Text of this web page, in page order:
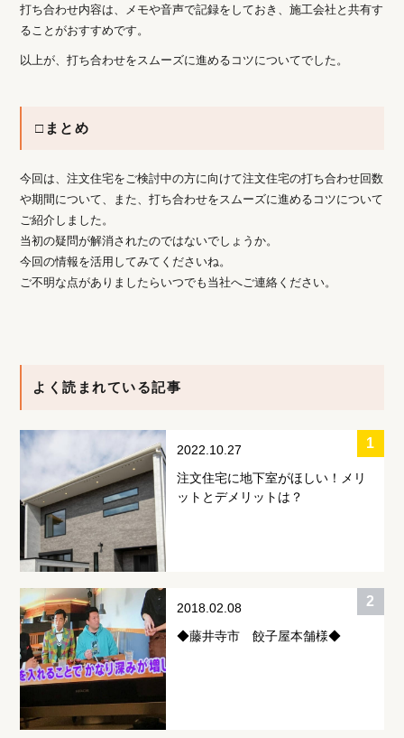
打ち合わせ内容は、メモや音声で記録をしておき、施工会社と共有す
ることがおすすめです。
以上が、打ち合わせをスムーズに進めるコツについてでした。
□まとめ
今回は、注文住宅をご検討中の方に向けて注文住宅の打ち合わせ回数
や期間について、また、打ち合わせをスムーズに進めるコツについて
ご紹介しました。
当初の疑問が解消されたのではないでしょうか。
今回の情報を活用してみてくださいね。
ご不明な点がありましたらいつでも当社へご連絡ください。
よく読まれている記事
2022.10.27
注文住宅に地下室がほしい！メリ
ットとデメリットは？
2018.02.08
◆藤井寺市 餃子屋本舗様◆